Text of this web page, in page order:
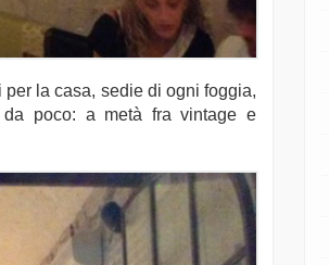
la casa, sedie di ogni foggia,
da poco: a metà fra vintage e